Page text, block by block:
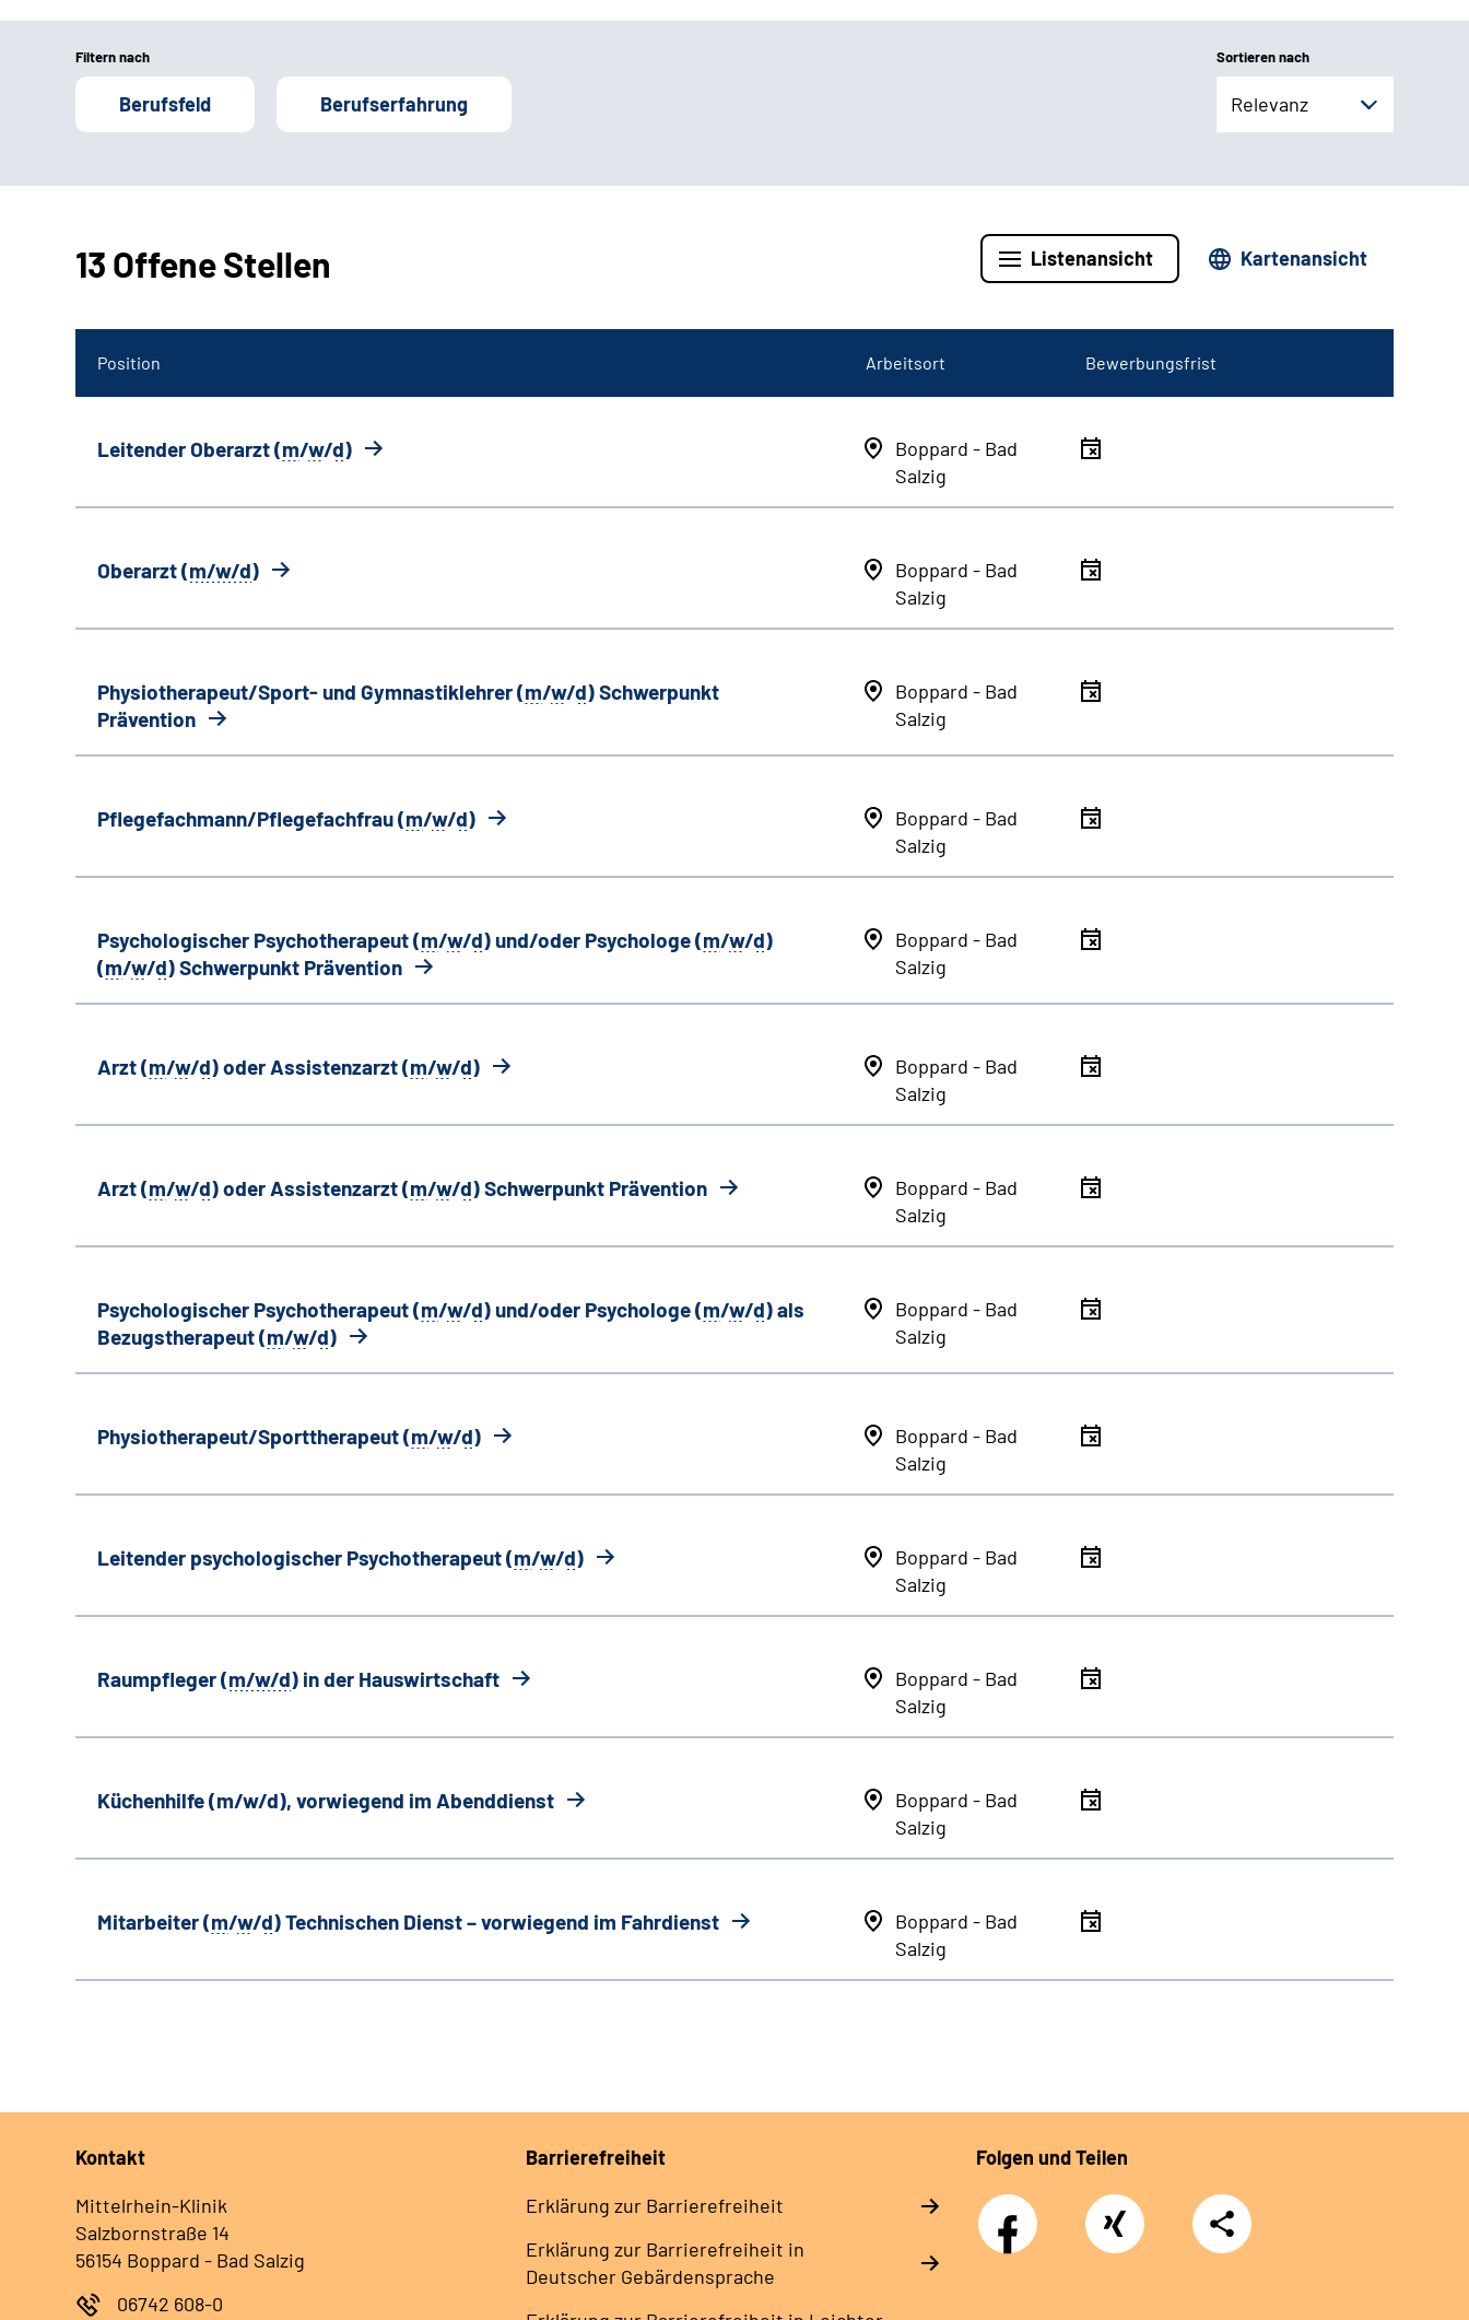
Filtern nach
Berufsfeld Berufserfahrung
Sortieren nach
Relevanz
13 Offene Stellen Listenansicht Kartenansicht
Position Arbeitsort Bewerbungsfrist
Leitender Oberarzt (m/w/d)
Boppard - Bad
Salzig
Oberarzt (m/w/d)
Boppard - Bad
Salzig
Physiotherapeut/Sport- und Gymnastiklehrer (m/w/d) Schwerpunkt
Prävention
Boppard - Bad
Salzig
Pflegefachmann/Pflegefachfrau (m/w/d)
Boppard - Bad
Salzig
Psychologischer Psychotherapeut (m/w/d) und/oder Psychologe (m/w/d)
(m/w/d) Schwerpunkt Prävention
Boppard - Bad
Salzig
Arzt (m/w/d) oder Assistenzarzt (m/w/d)
Boppard - Bad
Salzig
Arzt (m/w/d) oder Assistenzarzt (m/w/d) Schwerpunkt Prävention
Boppard - Bad
Salzig
Psychologischer Psychotherapeut (m/w/d) und/oder Psychologe (m/w/d) als
Bezugstherapeut (m/w/d)
Boppard - Bad
Salzig
Physiotherapeut/Sporttherapeut (m/w/d)
Boppard - Bad
Salzig
Leitender psychologischer Psychotherapeut (m/w/d)
Boppard - Bad
Salzig
Raumpfleger (m/w/d) in der Hauswirtschaft
Boppard - Bad
Salzig
Küchenhilfe (m/w/d), vorwiegend im Abenddienst
Boppard - Bad
Salzig
Mitarbeiter (m/w/d) Technischen Dienst – vorwiegend im Fahrdienst
Boppard - Bad
Salzig
Kontakt
Mittelrhein-Klinik
Salzbornstraße 14
56154 Boppard - Bad Salzig
06742 608-0
Barrierefreiheit
Erklärung zur Barrierefreiheit
Erklärung zur Barrierefreiheit in
Deutscher Gebärdensprache
Folgen und Teilen
Facebook Xing
Teilen